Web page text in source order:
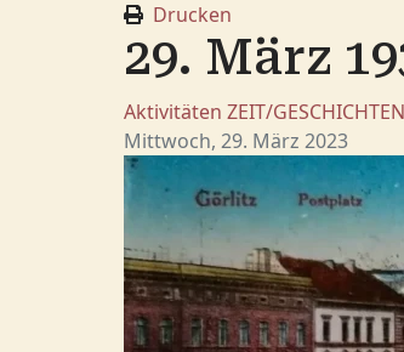
Drucken
29. März
Aktivitäten ZEIT/GESCHICHTEN
Mittwoch, 29. März 2023